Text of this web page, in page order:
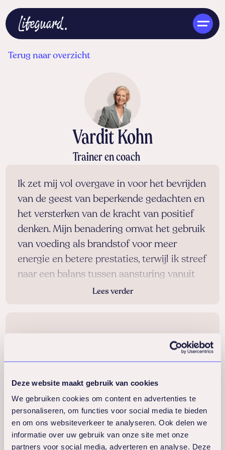
Deze website maakt gebruik van cookies
We gebruiken cookies om content en advertenties te
personaliseren, om functies voor social media te bieden
en om ons websiteverkeer te analyseren. Ook delen we
informatie over uw gebruik van onze site met onze
partners voor social media, adverteren en analyse. Deze
Terug naar overzicht
Vardit Kohn
Trainer en coach
Ik zet mij vol overgave in voor het bevrijden
van de geest van beperkende gedachten en
het versterken van de kracht van positief
denken. Mijn benadering omvat het gebruik
van voeding als brandstof voor meer
energie en betere prestaties, terwijl ik streef
naar een balans tussen aansturing vanuit
het hart en het hoofd. Mijn missie is om
Mijn academische achtergrond omvat een
MBA van City University in Londen, een BA
in vreemde talen behaald in Israël, en
specialisaties in Natural Nutrition (College
of Natural Nutrition, Londen) en Energy
Healing (Dr. Butto, Israël).
Naast mijn boeiende werk bij Lifeguard,
ben ik de trotse moeder van drie volwassen
Lees verder